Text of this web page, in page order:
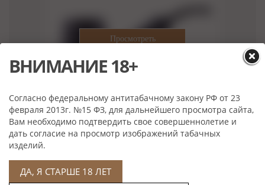
Цена: 8 000 руб
Артикул: 710-8
Трубка
ВНИМАНИЕ 18+
Согласно федеральному антитабачному закону РФ от 23
февраля 2013г. №15 ФЗ, для дальнейшего просмотра сайта,
Вам необходимо подтвердить свое совершеннолетие и
дать согласие на просмотр изображений табачных
изделий.
ДА, Я СТАРШЕ 18 ЛЕТ